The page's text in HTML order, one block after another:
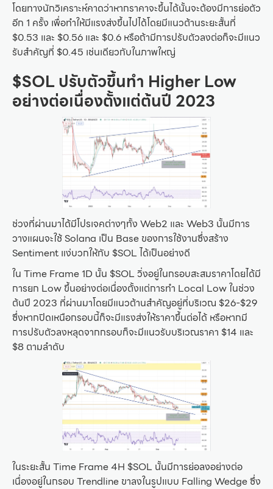
โดยทางนักวิเคราะห์คาดว่าหากราคาจะขึ้นได้นั้นจะต้องมีการย่อตัว
อีก 1 ครั้ง เพื่อทำให้มีแรงส่งขึ้นไปได้โดยมีแนวต้านระยะสั้นที่
$0.53 และ $0.56 และ $0.6 หรือถ้ามีการปรับตัวลงต่อก็จะมีแนว
รับสำคัญที่ $0.45 เช่นเดียวกับในภาพใหญ่
$SOL ปรับตัวขึ้นทำ Higher Low
อย่างต่อเนื่องตั้งแต่ต้นปี 2023
ช่วงที่ผ่านมาได้มีโปรเจคต่างๆทั้ง Web2 และ Web3 นั้นมีการ
วางแผนจะใช้ Solana เป็น Base ของการใช้งานซึ่งสร้าง
Sentiment แง่บวกให้กับ $SOL ได้เป็นอย่างดี
ใน Time Frame 1D นั้น $SOL วิ่งอยู่ในกรอบสะสมราคาโดยได้มี
การยก Low ขึ้นอย่างต่อเนื่องตั้งแต่การทำ Local Low ในช่วง
ต้นปี 2023 ที่ผ่านมาโดยมีแนวต้านสำคัญอยู่ที่บริเวณ $26-$29
ซึ่งหากปิดเหนือกรอบนี้ก็จะมีแรงส่งให้ราคาขึ้นต่อได้ หรือหากมี
การปรับตัวลงหลุดจากกรอบก็จะมีแนวรับบริเวณราคา $14 และ
$8 ตามลำดับ
ในระยะสั้น Time Frame 4H $SOL นั้นมีการย่อลงอย่างต่อ
เนื่องอยู่ในกรอบ Trendline ขาลงในรูปแบบ Falling Wedge ซึ่ง